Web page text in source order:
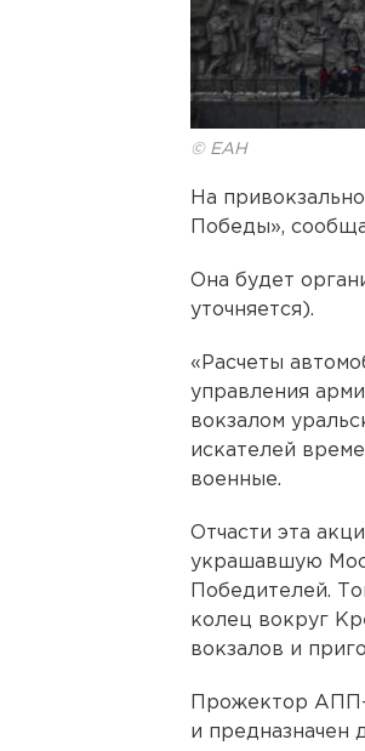
© ЕАН
На
Победы»,
Она будет
уточняется).
«Расчеты
управления
вокзалом
искателей
военные.
Отчасти эта
украшавшую
Победителей.
колец вокруг
вокзалов и
Прожектор
и предназначен